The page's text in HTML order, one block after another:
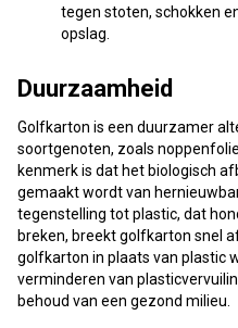
tegen stoten, schokken
opslag.
Duurzaamheid
Golfkarton is een duurzamer
soortgenoten, zoals
kenmerk is dat het biologisch
gemaakt wordt van
tegenstelling tot plastic, dat
breken, breekt golfkarton snel
golfkarton in plaats van plastic
verminderen van
behoud van een gezond milieu.